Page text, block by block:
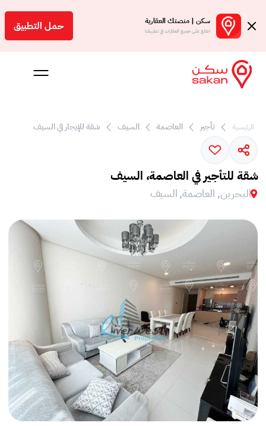
سكن | منصتك العقارية
اطلع على جميع العقارات في تطبيقنا حمل التطبيق
الرئيسية تأجير العاصمة السيف شقة للإيجار في السيف
شقة للتأجير في العاصمة، السيف
البحرين, العاصمة, السيف